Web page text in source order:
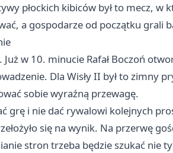
płockich kibiców był to mecz,
a gospodarze od początku grali
w 10. minucie Rafał Boczoń
Dla Wisły II był to zimny
sobie wyraźną przewagę.
grę i nie dać rywalowi kolejnych
się na wynik. Na przerwę
stron trzeba będzie szukać nie